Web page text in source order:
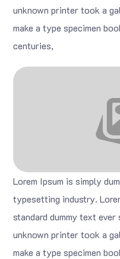
unknown printer took a
make a type specimen
centuries,
Lorem Ipsum is simply
typesetting industry.
standard dummy text
unknown printer took a
make a type specimen